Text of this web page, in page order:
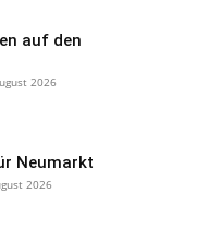
auf den
2026
Neumarkt
2026